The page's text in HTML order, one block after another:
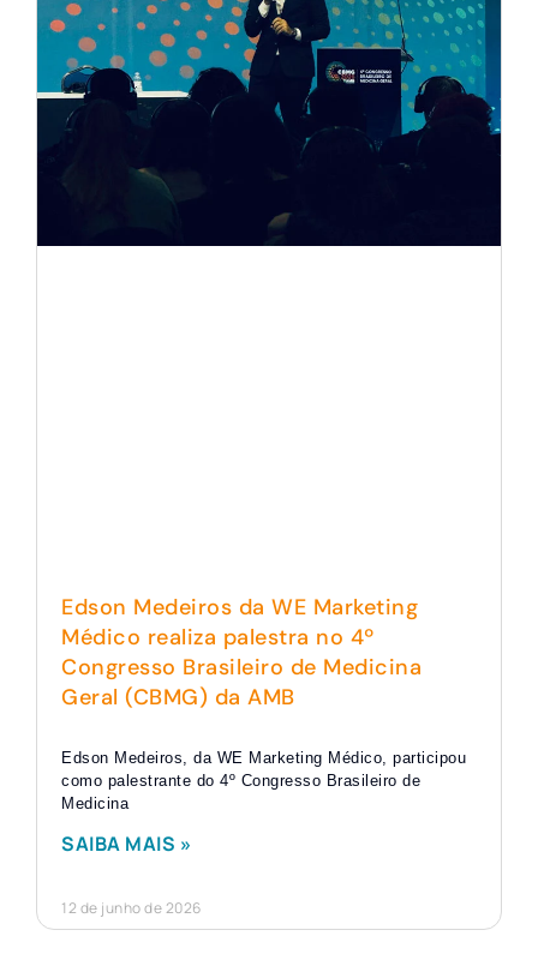
Edson Medeiros da WE Marketing
Médico realiza palestra no 4º
Congresso Brasileiro de Medicina
Geral (CBMG) da AMB
Edson Medeiros, da WE Marketing Médico, participou
como palestrante do 4º Congresso Brasileiro de
Medicina
SAIBA MAIS »
12 de junho de 2026